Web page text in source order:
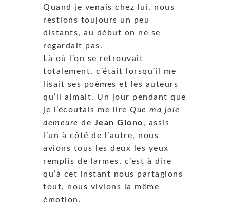
Quand je venais chez lui, nous
restions toujours un peu
distants, au début on ne se
regardait pas.
Là où l’on se retrouvait
totalement, c’était lorsqu’il me
lisait ses poèmes et les auteurs
qu’il aimait. Un jour pendant que
je l’écoutais me lire Que ma joie
demeure de Jean Giono, assis
l’un à côté de l’autre, nous
avions tous les deux les yeux
remplis de larmes, c’est à dire
qu’à cet instant nous partagions
tout, nous vivions la même
émotion.